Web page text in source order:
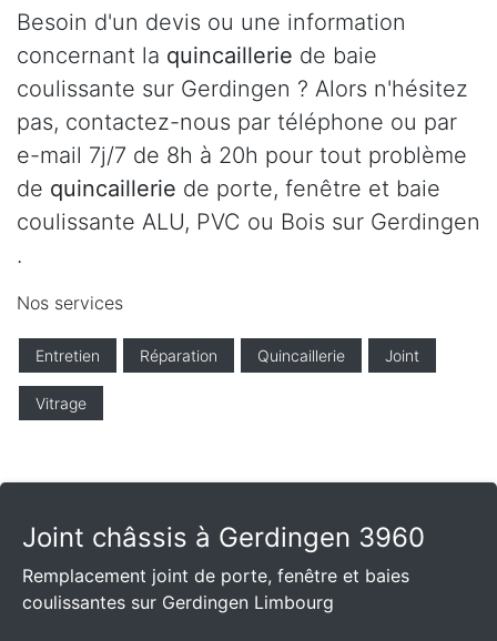
Besoin d'un devis ou une information
concernant la quincaillerie de baie
coulissante sur Gerdingen ? Alors n'hésitez
pas, contactez-nous par téléphone ou par
e-mail 7j/7 de 8h à 20h pour tout problème
de quincaillerie de porte, fenêtre et baie
coulissante ALU, PVC ou Bois sur Gerdingen
.
Nos services
Entretien Réparation Quincaillerie Joint
Vitrage
Joint châssis à Gerdingen 3960
Remplacement joint de porte, fenêtre et baies
coulissantes sur Gerdingen Limbourg